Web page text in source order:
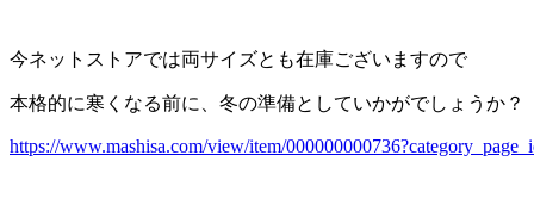
今ネットストアでは両サイズとも在庫ございますので
本格的に寒くなる前に、冬の準備としていかがでしょうか？
https://www.mashisa.com/view/item/